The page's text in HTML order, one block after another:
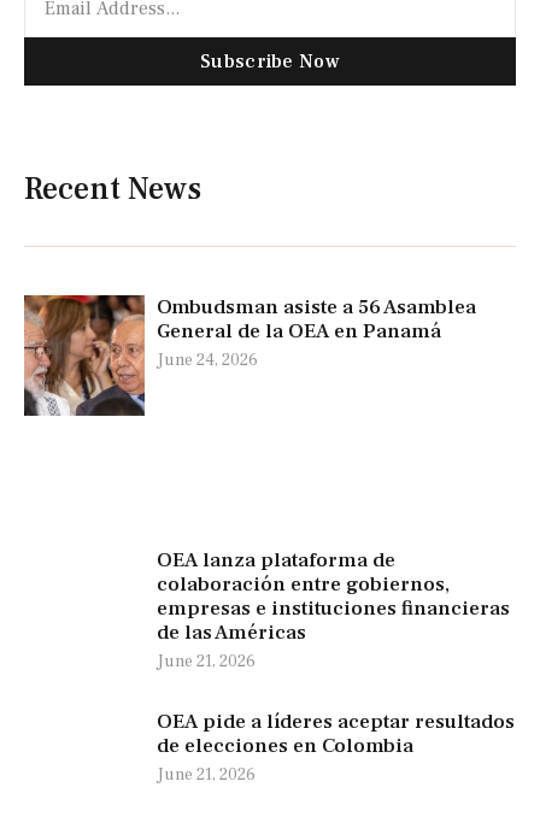
Subscribe Now
Recent News
Ombudsman asiste a 56 Asamblea
General de la OEA en Panamá
June 24, 2026
OEA lanza plataforma de
colaboración entre gobiernos,
empresas e instituciones financieras
de las Américas
June 21, 2026
OEA pide a líderes aceptar resultados
de elecciones en Colombia
June 21, 2026